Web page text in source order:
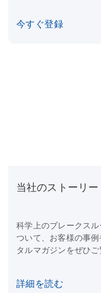
今すぐ登録
当社のストーリー
科学上のブレークス
ついて、お客様の事
タルマガジンをぜひご
詳細を読む